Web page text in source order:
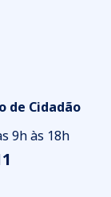
de Cidadão
9h às 18h